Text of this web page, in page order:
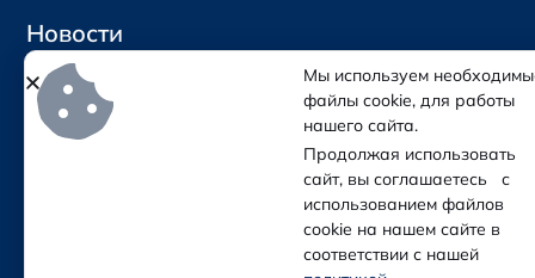
Новости
Контакты
Социальные сети и контакты
Мы используем
файлы cookie, для работы
нашего сайта.
Продолжая использовать
сайт, вы соглашаетесь с
использованием файлов
cookie на нашем сайте в
соответствии с нашей